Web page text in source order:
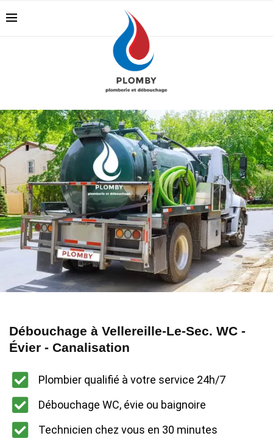
Débouchage à Vellereille-Le-Sec. WC -
Évier - Canalisation
Plombier qualifié à votre service 24h/7
Débouchage WC, évie ou baignoire
Technicien chez vous en 30 minutes